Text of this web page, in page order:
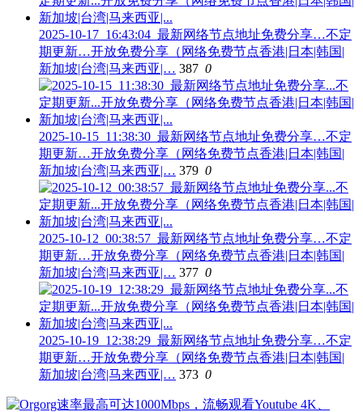
2025-10-17_16:43:04_最新网络节点地址免费分享…不定
期更新…开放免费分享（网络免费节点香港|日本|韩国|
新加坡|台湾|马来西亚|… 387 0
2025-10-15_11:38:30_最新网络节点地址免费分享…不定
期更新…开放免费分享（网络免费节点香港|日本|韩国|
新加坡|台湾|马来西亚|… 379 0
2025-10-12_00:38:57_最新网络节点地址免费分享…不定
期更新…开放免费分享（网络免费节点香港|日本|韩国|
新加坡|台湾|马来西亚|… 377 0
2025-10-19_12:38:29_最新网络节点地址免费分享…不定
期更新…开放免费分享（网络免费节点香港|日本|韩国|
新加坡|台湾|马来西亚|… 373 0